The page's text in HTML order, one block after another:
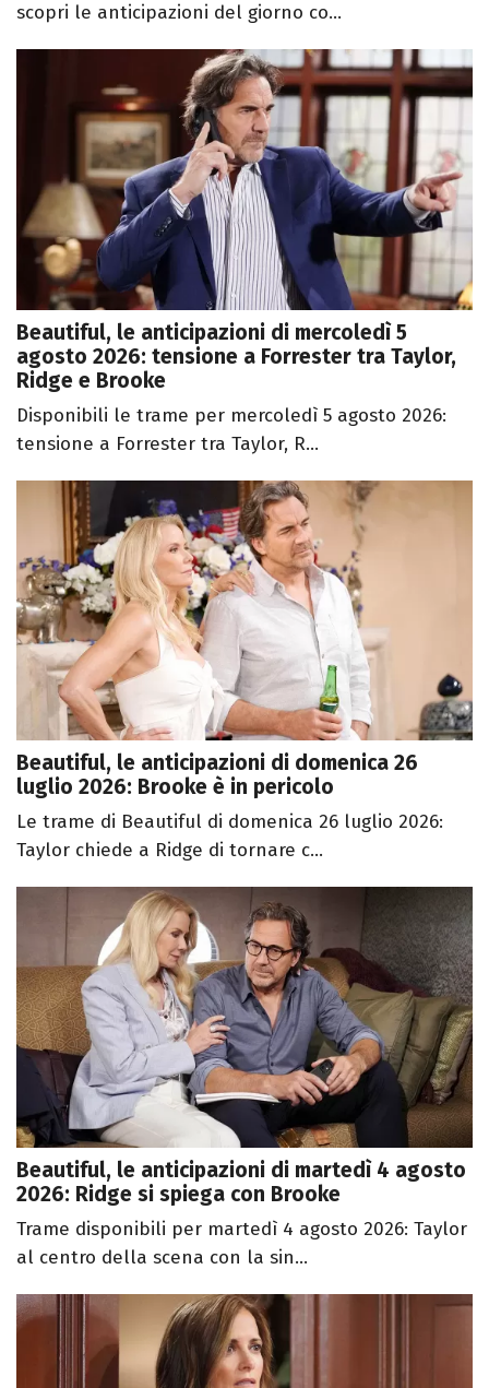
scopri le anticipazioni del giorno co...
Beautiful, le anticipazioni di mercoledì 5
agosto 2026: tensione a Forrester tra Taylor,
Ridge e Brooke
Disponibili le trame per mercoledì 5 agosto 2026:
tensione a Forrester tra Taylor, R...
Beautiful, le anticipazioni di domenica 26
luglio 2026: Brooke è in pericolo
Le trame di Beautiful di domenica 26 luglio 2026:
Taylor chiede a Ridge di tornare c...
Beautiful, le anticipazioni di martedì 4 agosto
2026: Ridge si spiega con Brooke
Trame disponibili per martedì 4 agosto 2026: Taylor
al centro della scena con la sin...